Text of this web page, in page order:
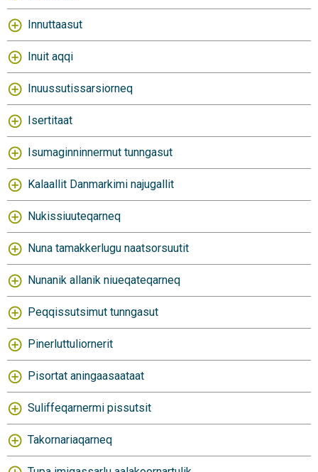
Innuttaasut
Inuit aqqi
Inuussutissarsiorneq
Isertitaat
Isumaginninnermut tunngasut
Kalaallit Danmarkimi najugallit
Nukissiuuteqarneq
Nuna tamakkerlugu naatsorsuutit
Nunanik allanik niueqateqarneq
Peqqissutsimut tunngasut
Pinerluttuliornerit
Pisortat aningaasaataat
Suliffeqarnermi pissutsit
Takornariaqarneq